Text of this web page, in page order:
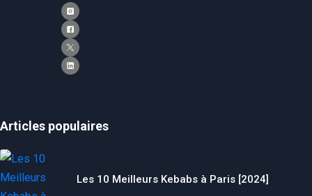
Articles populaires
Les 10 Meilleurs Kebabs à Paris [2024]